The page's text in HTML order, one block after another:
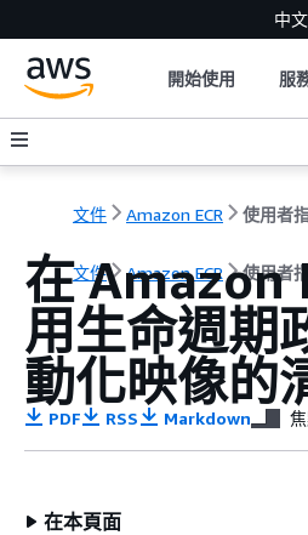
中
開始使用 服
文件 Amazon ECR 使用者
文件 Amazon ECR 使用者
在 Amazon
用生命週期
動化映像的
PDF RSS Markdown
在本頁面